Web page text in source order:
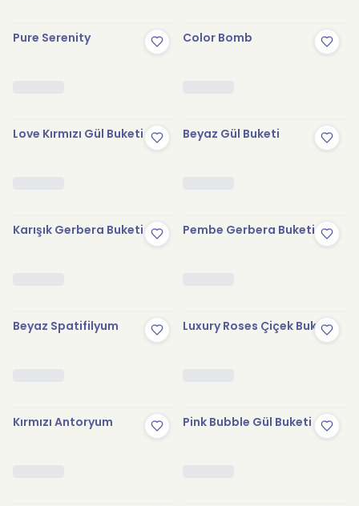
Pure Serenity Color Bomb
Love Kırmızı Gül Buketi Beyaz Gül Buketi
Karışık Gerbera Buketi Pembe Gerbera Buketi
Beyaz Spatifilyum Luxury Roses Çiçek Buketi
Kırmızı Antoryum Pink Bubble Gül Buketi